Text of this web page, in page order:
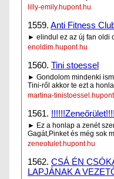
lilly-emily.hupont.hu
1559. Anti Fitness
► elindul ez az új fan oldi
enoldim.hupont.hu
1560. Tini stoessel
► Gondolom mindenki
Tini-ről akkor te ezt a
martina-
1561.
► Ez a honlap a zenét
Gagát,Pinket és még sok
zeneotulet.hupont.hu
1562. CSÁ ÉN
LAPJÁNAK A